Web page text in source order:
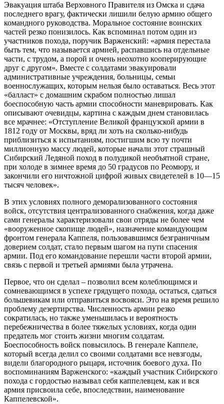
Эвакуация штаба Верховного Правителя из Омска и сдача
последнего врагу, фактически лишили белую армию общего
командного руководства. Моральное состояние воинских
частей резко понизилось. Как вспоминал потом один из
участников похода, поручик Варженский: «армия перестала
быть тем, что называется армией, распавшись на отдельные
части, с трудом, а порой и очень неохотно кооперирующие
друг с другом». Вместе с солдатами эвакуировали
административные учреждения, больницы, семьи
военнослужащих, которым нельзя было оставаться. Весь этот
«балласт» с домашним скрабом полностью лишал
боеспособную часть армии способности маневрировать. Как
описывают очевидцы, картина с каждым днем становилась
все мрачнее: «Отступление Великой французской армии в
1812 году от Москвы, вряд ли хоть на сколько-нибудь
приблизиться к испытаниям, постигшим всю ту почти
миллионную массу людей, которые начали этот страшный
Сибирский Ледяной поход в полудикой необъятной стране,
при холоде в зимнее время до 50 градусов по Реомюру, и
закончили его ничтожной цифрой живых свидетелей в 10—15
тысяч человек».
В этих условиях полного деморализованного состояния
войск, отсутствия централизованного снабжения, когда даже
сами генералы характеризовали свои отряды не более чем
«вооруженное скопище людей», назначение командующим
фронтом генерала Каппеля, пользовавшимся безграничным
доверием солдат, стало первым шагом на пути спасения
армии. Под его командование перешли части второй армии,
связь с первой и третьей армиями была утрачена.
Первое, что он сделал – позволил всем колеблющимся и
сомневающимся в успехе грядущего похода, остаться, сдаться
большевикам или отправиться восвояси. Это на время решило
проблему дезертирства. Численность армии резко
сократилась, но также уменьшилась и вероятность
перебежничества в более тяжелых условиях, когда один
предатель мог стоить жизни многим солдатам.
Боеспособность войск повысилось. В генерале Каппеле,
который всегда делил со своими солдатами все невзгоды,
видели благородного рыцаря, источник боевого духа. По
воспоминаниям Варженского: «каждый участник Сибирского
похода с гордостью называл себя каппелевцем, как и вся
армия присвоила себе, впоследствии, наименование
Каппелевской».